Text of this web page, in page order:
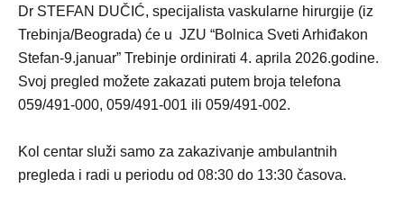
Dr STEFAN DUČIĆ, specijalista vaskularne hirurgije (iz
Trebinja/Beograda) će u JZU “Bolnica Sveti Arhiđakon
Stefan-9.januar” Trebinje ordinirati 4. aprila 2026.godine.
Svoj pregled možete zakazati putem broja telefona
059/491-000, 059/491-001 ili 059/491-002.
Kol centar služi samo za zakazivanje ambulantnih
pregleda i radi u periodu od 08:30 do 13:30 časova.